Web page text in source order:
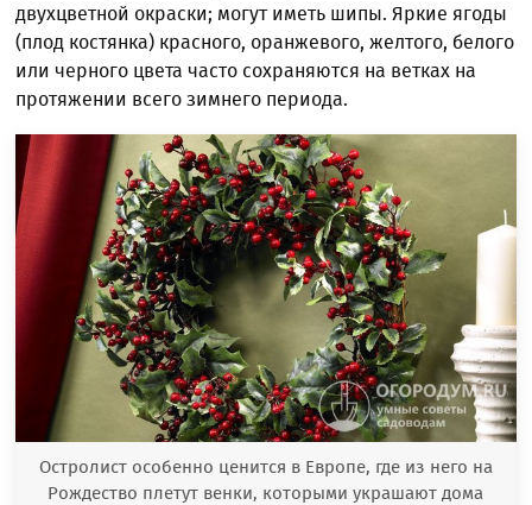
двухцветной окраски; могут иметь шипы. Яркие ягоды
(плод костянка) красного, оранжевого, желтого, белого
или черного цвета часто сохраняются на ветках на
протяжении всего зимнего периода.
Остролист особенно ценится в Европе, где из него на
Рождество плетут венки, которыми украшают дома